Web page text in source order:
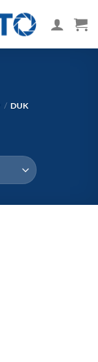
/ DUK